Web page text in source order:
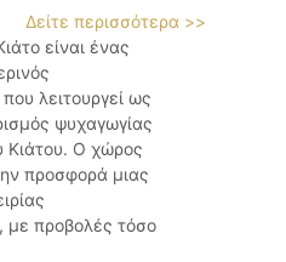
Δείτε περισσότερα >>
είναι ένας
λειτουργεί ως
ψυχαγωγίας
Κιάτου. Ο χώρος
προσφορά μιας
με προβολές τόσο